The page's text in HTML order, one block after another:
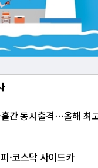
간 동시출격⋯올해 최
·코스닥 사이드카